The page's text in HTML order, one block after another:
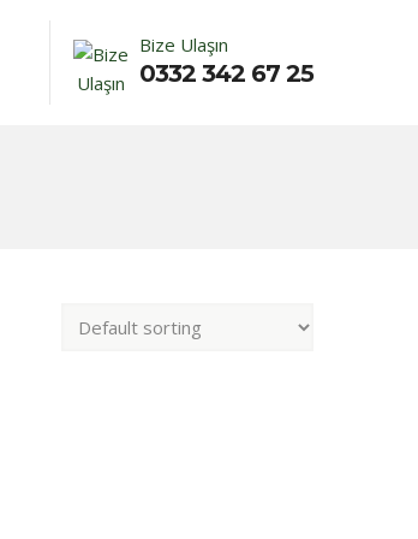
Bize Ulaşın
0332 342 67 25